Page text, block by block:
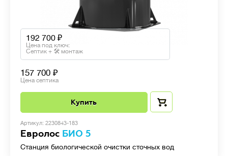
192 700
Цена под ключ:
Септик + 🛠 монтаж
157 700
Цена септика
Купить
Артикул: 2230843-183
Евролос БИО 5
Станция биологической очистки сточных вод